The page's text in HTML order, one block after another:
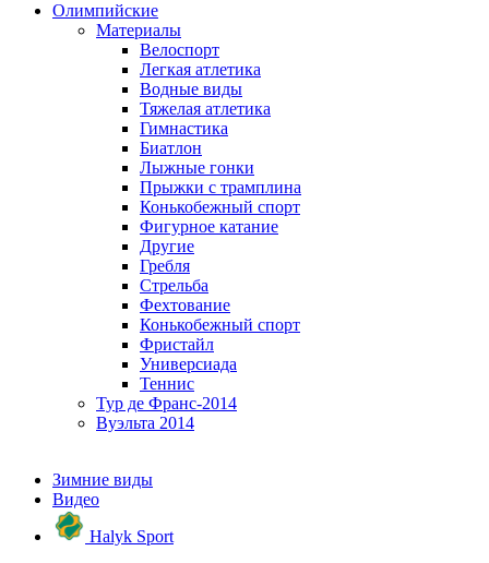
Олимпийские
Материалы
Велоспорт
Легкая атлетика
Водные виды
Тяжелая атлетика
Гимнастика
Биатлон
Лыжные гонки
Прыжки с трамплина
Конькобежный спорт
Фигурное катание
Другие
Гребля
Стрельба
Фехтование
Конькобежный спорт
Фристайл
Универсиада
Теннис
Тур де Франс-2014
Вуэльта 2014
Зимние виды
Видео
Halyk Sport